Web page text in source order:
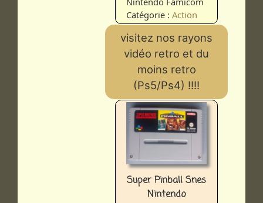
Catégorie :Action
visitez nos rayons
vidéo retro et du
moins retro
(Ps5/Ps4) !!!!
Super Pinball Snes
Nintendo